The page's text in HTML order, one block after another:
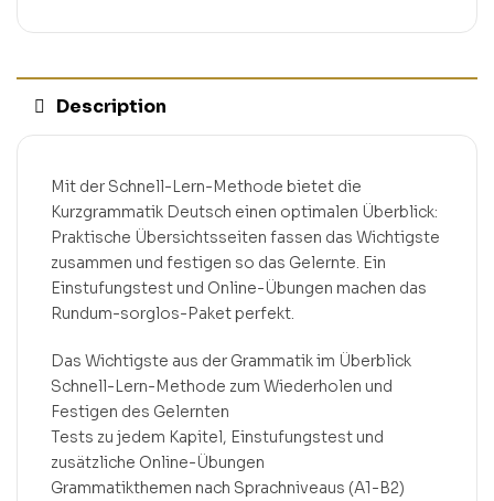
Description
Mit der Schnell-Lern-Methode bietet die
Kurzgrammatik Deutsch einen optimalen Überblick:
Praktische Übersichtsseiten fassen das Wichtigste
zusammen und festigen so das Gelernte. Ein
Einstufungstest und Online-Übungen machen das
Rundum-sorglos-Paket perfekt.
Das Wichtigste aus der Grammatik im Überblick
Schnell-Lern-Methode zum Wiederholen und
Festigen des Gelernten
Tests zu jedem Kapitel, Einstufungstest und
zusätzliche Online-Übungen
Grammatikthemen nach Sprachniveaus (A1-B2)